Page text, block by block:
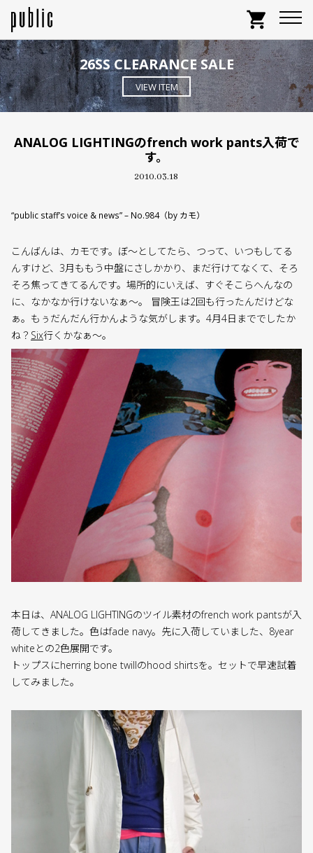
shopping_cart
26SS CLEARANCE SALE
VIEW ITEM
ANALOG LIGHTINGのfrench work pants入荷で
す。
2010.03.18
“public staff’s voice & news” – No.984（by カモ）
こんばんは、カモです。ぼ〜としてたら、つって、いつもしてる
んすけど、3月ももう中盤にさしかかり、まだ行けてなくて、そろ
そろ焦ってきてるんです。場所的にいえば、すぐそこらへんなの
に、なかなか行けないなぁ〜。 冒険王は2回も行ったんだけどな
ぁ。もぅだんだん行かんような気がします。4月4日まででしたか
ね？ Six行くかなぁ〜。
本日は、ANALOG LIGHTINGのツイル素材のfrench work pantsが入
荷してきました。色はfade navy。先に入荷していました、8year
whiteとの2色展開です。
トップスにherring bone twillのhood shirtsを。セットで早速試着
してみました。